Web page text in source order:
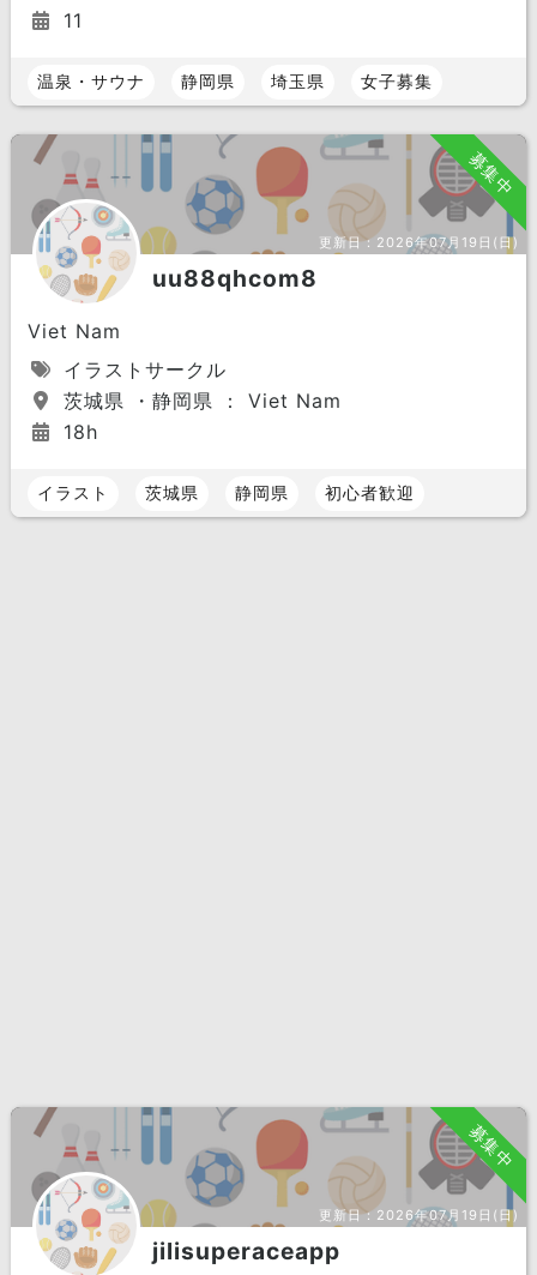
11
温泉・サウナ 静岡県 埼玉県 女子募集
募集中
更新日： 2026年07月19日(日)
uu88qhcom8
Viet Nam
イラストサークル
茨城県 ・静岡県 ： Viet Nam
18h
イラスト 茨城県 静岡県 初心者歓迎
募集中
更新日： 2026年07月19日(日)
jilisuperaceapp